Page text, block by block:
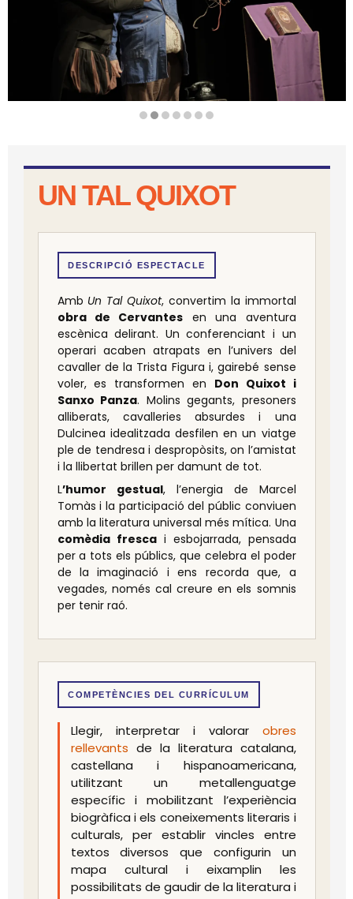
UN TAL QUIXOT
DESCRIPCIÓ ESPECTACLE
Amb Un Tal Quixot, convertim la immortal
obra de Cervantes en una aventura
escènica delirant. Un conferenciant i un
operari acaben atrapats en l’univers del
cavaller de la Trista Figura i, gairebé sense
voler, es transformen en Don Quixot i
Sanxo Panza. Molins gegants, presoners
alliberats, cavalleries absurdes i una
Dulcinea idealitzada desfilen en un viatge
ple de tendresa i despropòsits, on l’amistat
i la llibertat brillen per damunt de tot.
L’humor gestual, l’energia de Marcel
Tomàs i la participació del públic conviuen
amb la literatura universal més mítica. Una
comèdia frescai esbojarrada, pensada
per a tots els públics, que celebra el poder
de la imaginació i ens recorda que, a
vegades, només cal creure en els somnis
per tenir raó.
COMPETÈNCIES DEL CURRÍCULUM
Llegir, interpretar i valorar obres
rellevants de la literatura catalana,
castellana i hispanoamericana,
utilitzant un metallenguatge
específic i mobilitzant l’experiència
biogràfica i els coneixements literaris i
culturals, per establir vincles entre
textos diversos que configurin un
mapa cultural i eixamplin les
possibilitats de gaudir de la literatura i